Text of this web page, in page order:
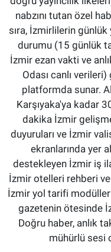
nabzını tutan özel
sıra, İzmirlilerin günlük
durumu (15 günlük
İzmir ezan vakti ve
Odası canlı
platformda sunar.
Karşıyaka'ya kadar
dakika İzmir
duyuruları ve İzmir
ekranlarında yer
destekleyen İzmir iş
İzmir otelleri rehberi
İzmir yol tarifi
gazetenin ötesinde
Doğru haber, anlık
mühürlü sesi